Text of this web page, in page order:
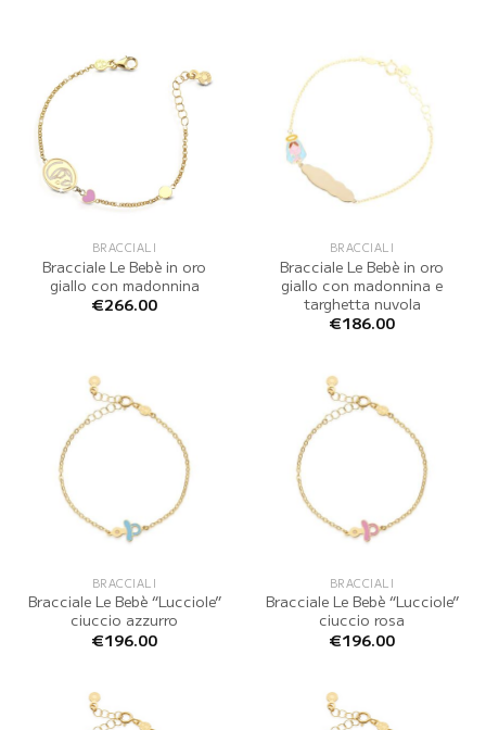
BRACCIALI
Bracciale Le Bebè in oro
giallo con madonnina
€266.00
BRACCIALI
Bracciale Le Bebè in oro
giallo con madonnina e
targhetta nuvola
€186.00
BRACCIALI
Bracciale Le Bebè “Lucciole”
ciuccio azzurro
€196.00
BRACCIALI
Bracciale Le Bebè “Lucciole”
ciuccio rosa
€196.00